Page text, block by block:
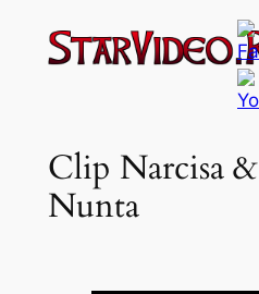
Clip Narcisa
Nunta